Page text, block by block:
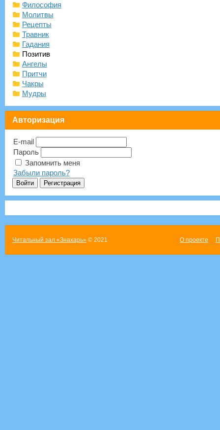
Философия
Молитвы
Рецепты
Травник
Гадания
Позитив
Ангелы
Притчи
Чакры
Мудры
Авторизация
E-mail
Пароль
Запомнить меня
Забыли пароль?
Читальный зал «Знахарь»© 2021 О проекте